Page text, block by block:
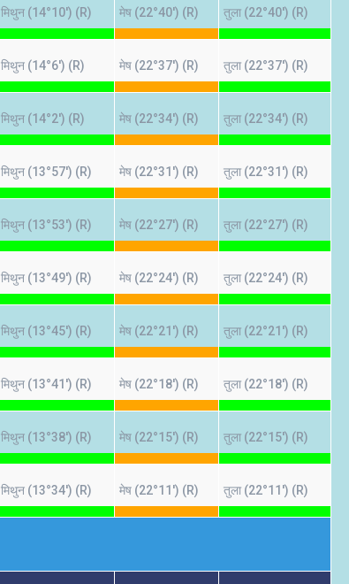
मिथुन (14°10') (R) मेष (22°40') (R) तुला (22°40') (R)
मिथुन (14°6') (R) मेष (22°37') (R) तुला (22°37') (R)
मिथुन (14°2') (R) मेष (22°34') (R) तुला (22°34') (R)
मिथुन (13°57') (R) मेष (22°31') (R) तुला (22°31') (R)
मिथुन (13°53') (R) मेष (22°27') (R) तुला (22°27') (R)
मिथुन (13°49') (R) मेष (22°24') (R) तुला (22°24') (R)
मिथुन (13°45') (R) मेष (22°21') (R) तुला (22°21') (R)
मिथुन (13°41') (R) मेष (22°18') (R) तुला (22°18') (R)
मिथुन (13°38') (R) मेष (22°15') (R) तुला (22°15') (R)
मिथुन (13°34') (R) मेष (22°11') (R) तुला (22°11') (R)